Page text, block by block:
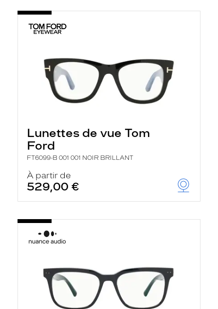
Lunettes de vue Tom
Ford
FT6099-B 001 001 NOIR BRILLANT
À partir de
529,00 €